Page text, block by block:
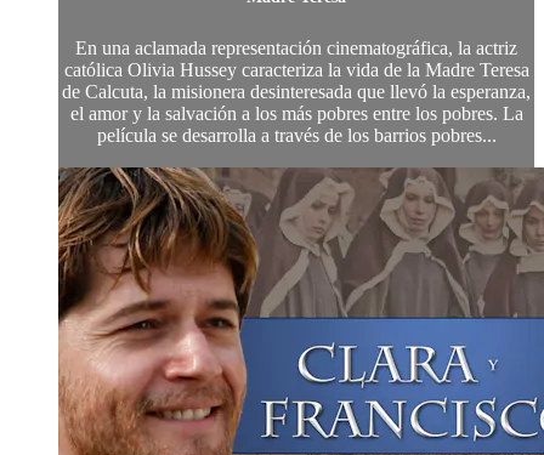
En una aclamada representación cinematográfica, la actriz
católica Olivia Hussey caracteriza la vida de la Madre Teresa
de Calcuta, la misionera desinteresada que llevó la esperanza,
el amor y la salvación a los más pobres entre los pobres. La
película se desarrolla a través de los barrios pobres...